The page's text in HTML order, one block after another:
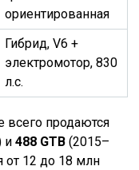
ориентированная
Гибрид, V6 +
электромотор, 830
л.с.
продаются
и488 GTB (2015–
от 12 до 18 млн